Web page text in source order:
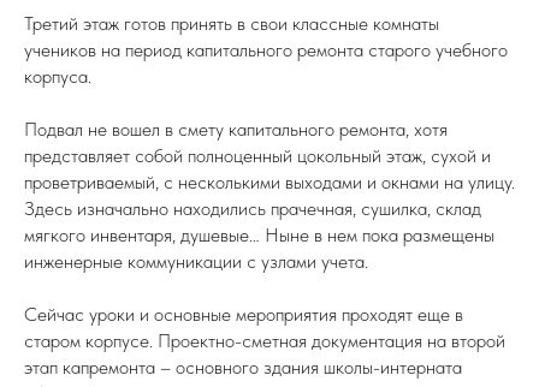
Третий этаж готов принять в свои классные комнаты
учеников на период капитального ремонта старого учебного
корпуса.
Подвал не вошел в смету капитального ремонта, хотя
представляет собой полноценный цокольный этаж, сухой и
проветриваемый, с несколькими выходами и окнами на улицу.
Здесь изначально находились прачечная, сушилка, склад
мягкого инвентаря, душевые… Ныне в нем пока размещены
инженерные коммуникации с узлами учета.
Сейчас уроки и основные мероприятия проходят еще в
старом корпусе. Проектно-сметная документация на второй
этап капремонта – основного здания школы-интерната